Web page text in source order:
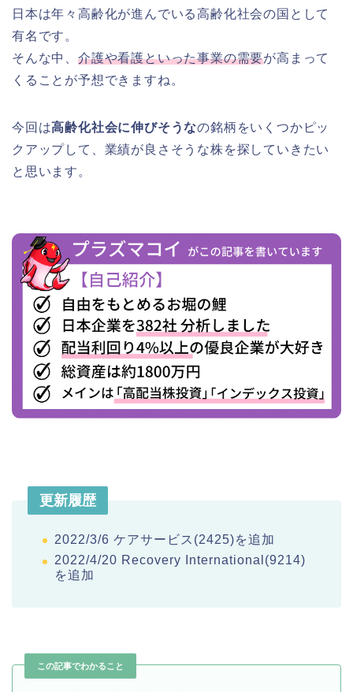
日本は年々高齢化が進んでいる高齢化社会の国として
有名です。
そんな中、 介護や看護といった事業の需要が高まって
くることが予想できますね。
今回は高齢化社会に伸びそうなの銘柄をいくつかピッ
クアップして、業績が良さそうな株を探していきたい
と思います。
更新履歴
2022/3/6 ケアサービス(2425)を追加
2022/4/20 Recovery International(9214)
を追加
この記事でわかること